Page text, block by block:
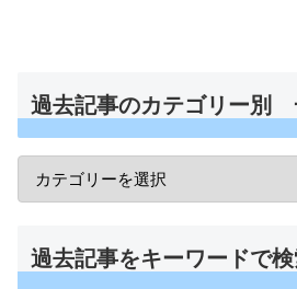
過去記事のカテゴリー別
過去記事をキーワードで